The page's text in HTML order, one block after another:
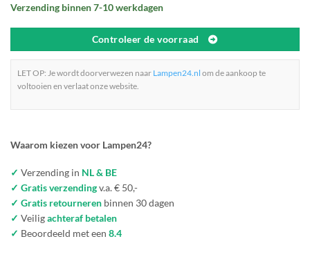
Verzending binnen 7-10 werkdagen
Controleer de voorraad
LET OP: Je wordt doorverwezen naar Lampen24.nl om de aankoop te
voltooien en verlaat onze website.
Waarom kiezen voor Lampen24?
✓ Verzending in NL & BE
✓ Gratis verzendingv.a. € 50,-
✓ Gratis retourneren binnen 30 dagen
✓ Veiligachteraf betalen
✓ Beoordeeld met een 8.4